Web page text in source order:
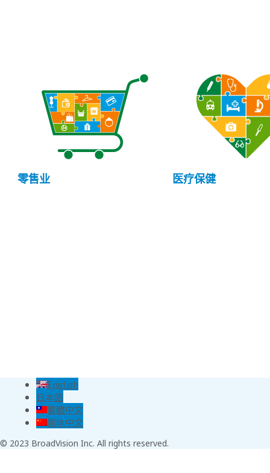
零售业 医疗保健
English
日本語
繁體中文
简体中文
© 2023 BroadVision Inc. All rights reserved.